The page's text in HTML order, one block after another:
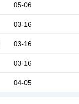
05-06
03-16
03-16
03-16
04-05